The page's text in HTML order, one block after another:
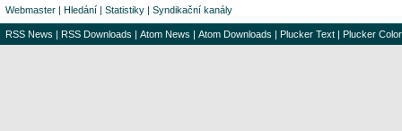
Webmaster | Hledání | Statistiky | Syndikační kanály
RSS News | RSS Downloads | Atom News | Atom Downloads | Plucker Text | Plucker Color